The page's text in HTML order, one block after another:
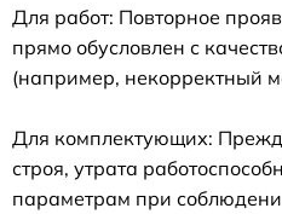
Для работ: Повторное
прямо обусловлен с
(например, некорректный
Для комплектующих:
строя, утрата
параметрам при